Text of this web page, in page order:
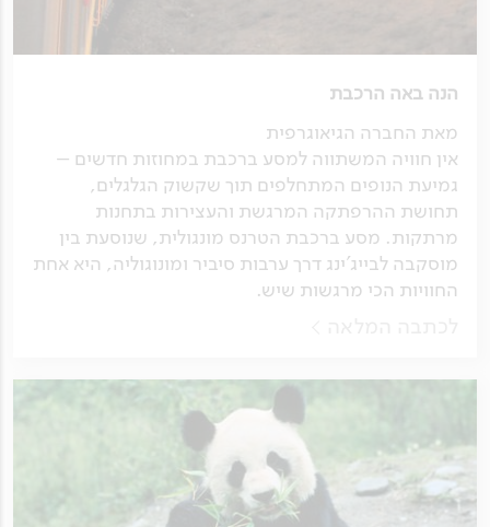
הנה באה הרכבת
מאת החברה הגיאוגרפית
אין חוויה המשתווה למסע ברכבת במחוזות חדשים –
גמיעת הנופים המתחלפים תוך שקשוק הגלגלים,
תחושת ההרפתקה המרגשת והעצירות בתחנות
מרתקות. מסע ברכבת הטרנס מונגולית, שנוסעת בין
מוסקבה לבייג'ינג דרך ערבות סיביר ומונוגוליה, היא אחת
החוויות הכי מרגשות שיש.